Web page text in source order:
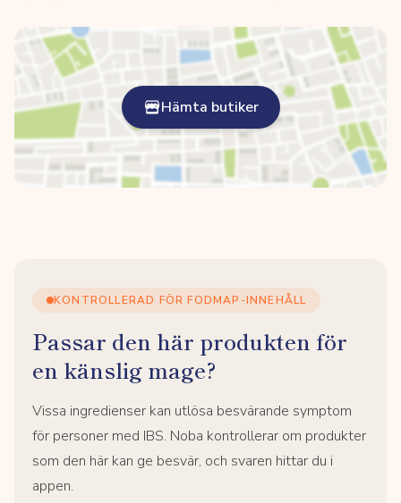
Hämta butiker
KONTROLLERAD FÖR FODMAP-INNEHÅLL
Passar den här produkten för
en känslig mage?
Vissa ingredienser kan utlösa besvärande symptom
för personer med IBS. Noba kontrollerar om produkter
som den här kan ge besvär, och svaren hittar du i
appen.